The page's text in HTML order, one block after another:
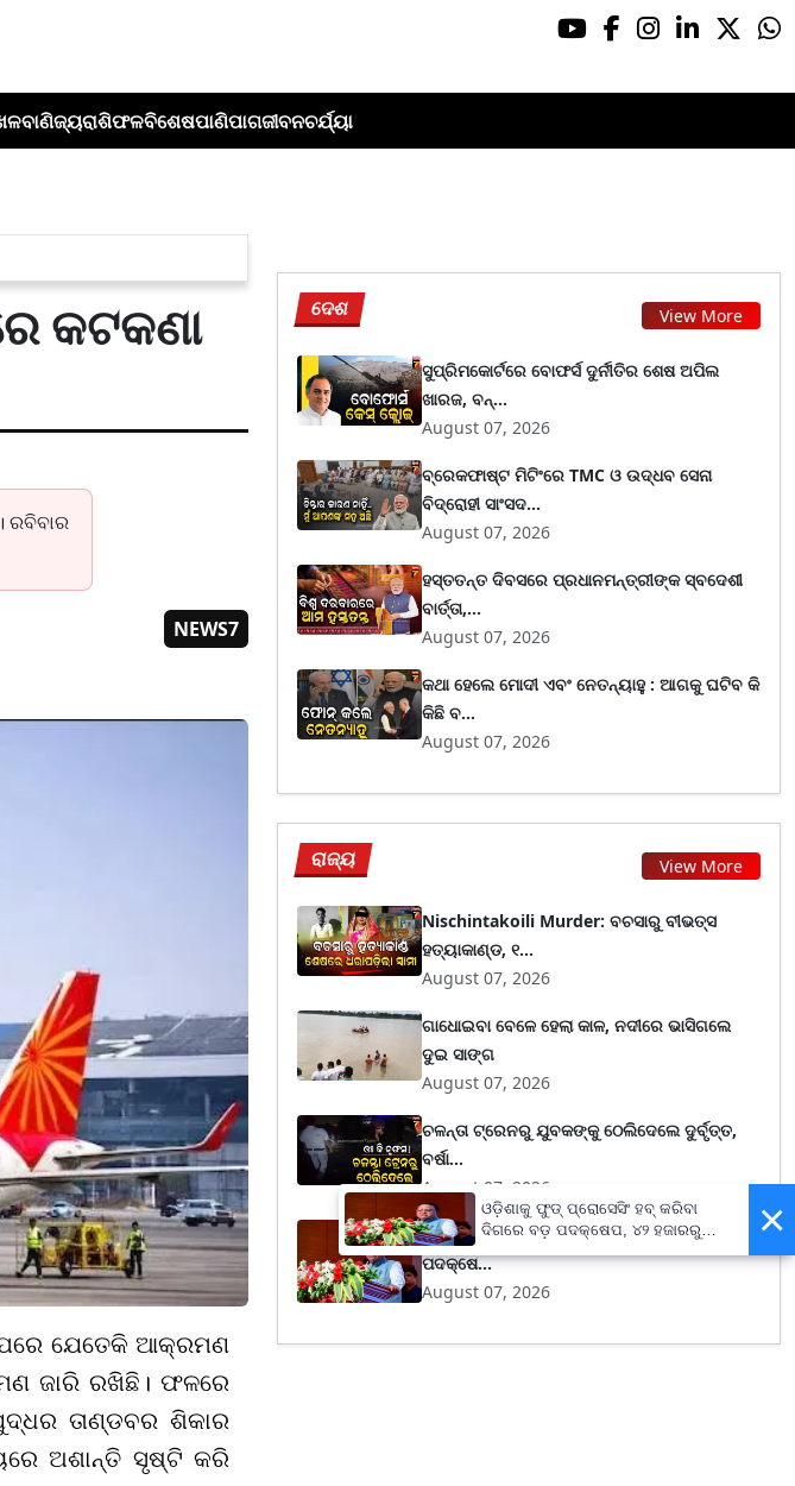
ବାଣିଜ୍ୟରାଶିଫଳବିଶେଷପାଣିପାଗଜୀବନଚର୍ଯ୍ୟା
କଟକଣା
ରବିବାର
NEWS7
ଯେତେକି ଆକ୍ରମଣ
ଜାରି ରଖିଛି। ଫଳରେ
ତାଣ୍ଡବର ଶିକାର
ଅଶାନ୍ତି ସୃଷ୍ଟି କରି
ଦେଶ View More
ସୁପ୍ରିମକୋର୍ଟରେ ବୋଫର୍ସ ଦୁର୍ନୀତିର ଶେଷ ଅପିଲ
ଖାରଜ, ବନ୍...
August 07, 2026
ବ୍ରେକଫାଷ୍ଟ ମିଟିଂରେ TMC ଓ ଉଦ୍ଧବ ସେନା
ବିଦ୍ରୋହୀ ସାଂସଦ...
August 07, 2026
ହସ୍ତତନ୍ତ ଦିବସରେ ପ୍ରଧାନମନ୍ତ୍ରୀଙ୍କ ସ୍ବଦେଶୀ
ବାର୍ତ୍ତା,...
August 07, 2026
କଥା ହେଲେ ମୋଦୀ ଏବଂ ନେତନ୍ୟାହୁ : ଆଗକୁ ଘଟିବ କି
କିଛି ବ...
August 07, 2026
ରାଜ୍ୟ View More
Nischintakoili Murder: ବଚସାରୁ ବୀଭତ୍ସ
ହତ୍ୟାକାଣ୍ଡ, ୧...
August 07, 2026
ଗାଧୋଇବା ବେଳେ ହେଲା କାଳ, ନଦୀରେ ଭାସିଗଲେ
ଦୁଇ ସାଙ୍ଗ
August 07, 2026
ଚଳନ୍ତା ଟ୍ରେନରୁ ଯୁବକଙ୍କୁ ଠେଲିଦେଲେ ଦୁର୍ବୃତ୍ତ,
ବର୍ଷା...
August 07, 2026
ଓଡ଼ିଶାକୁ ଫୁଡ୍ ପ୍ରୋସେସିଂ ହବ୍ କରିବା ଦିଗରେ ବଡ଼
ପଦକ୍ଷେ...
August 07, 2026
×
ଓଡ଼ିଶାକୁ ଫୁଡ୍ ପ୍ରୋସେସିଂ ହବ୍ କରିବା
ଦିଗରେ ବଡ଼ ପଦକ୍ଷେପ, ୪୨ ହଜାରରୁ